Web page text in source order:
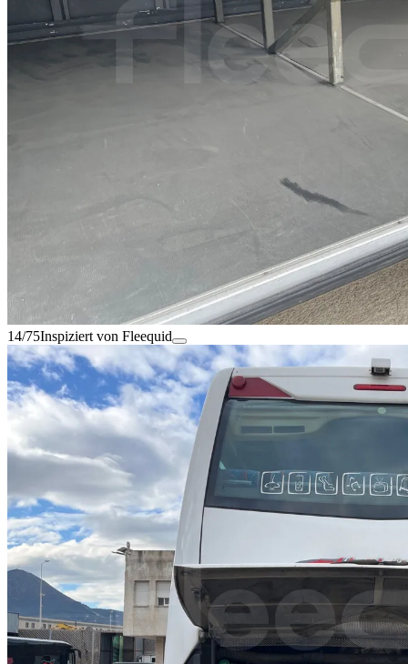
14/75Inspiziert von Fleequid